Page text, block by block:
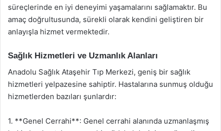
süreçlerinde en iyi deneyimi yaşamalarını sağlamaktır. Bu
amaç doğrultusunda, sürekli olarak kendini geliştiren bir
anlayışla hizmet vermektedir.
Sağlık Hizmetleri ve Uzmanlık Alanları
Anadolu Sağlık Ataşehir Tıp Merkezi, geniş bir sağlık
hizmetleri yelpazesine sahiptir. Hastalarına sunmuş olduğu
hizmetlerden bazıları şunlardır:
1. **Genel Cerrahi**: Genel cerrahi alanında uzmanlaşmış